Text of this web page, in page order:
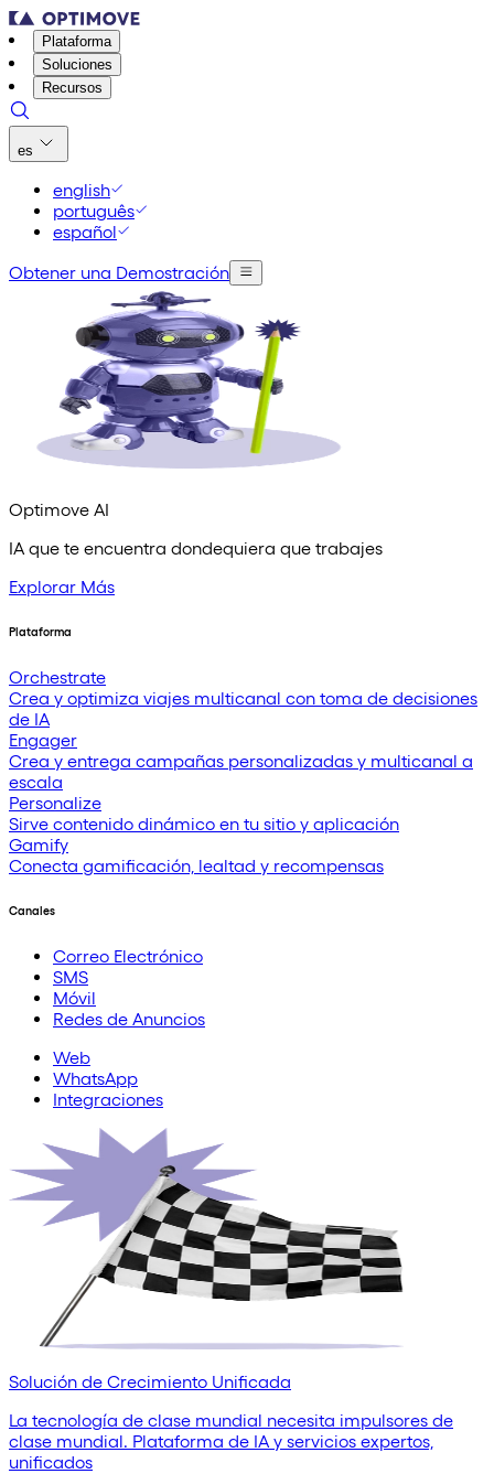
Plataforma
Soluciones
Recursos
es
english
português
español
Obtener una Demostración
Optimove AI
IA que te encuentra dondequiera que trabajes
Explorar Más
Plataforma
Orchestrate
Crea y optimiza viajes multicanal con toma de decisiones
de IA
Engager
Crea y entrega campañas personalizadas y multicanal a
escala
Personalize
Sirve contenido dinámico en tu sitio y aplicación
Gamify
Conecta gamificación, lealtad y recompensas
Canales
Correo Electrónico
SMS
Móvil
Redes de Anuncios
Web
WhatsApp
Integraciones
Solución de Crecimiento Unificada
La tecnología de clase mundial necesita impulsores de
clase mundial. Plataforma de IA y servicios expertos,
unificados